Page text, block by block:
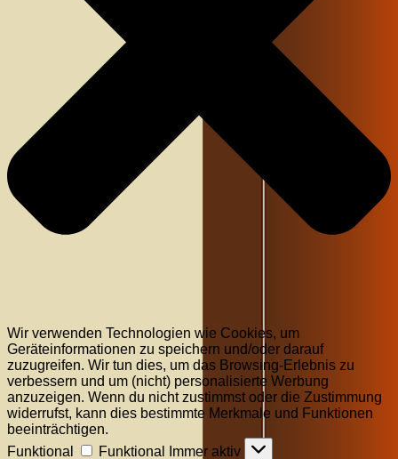
Wir verwenden Technologien wie Cookies, um
Geräteinformationen zu speichern und/oder darauf
zuzugreifen. Wir tun dies, um das Browsing-Erlebnis zu
verbessern und um (nicht) personalisierte Werbung
anzuzeigen. Wenn du nicht zustimmst oder die Zustimmung
widerrufst, kann dies bestimmte Merkmale und Funktionen
beeinträchtigen.
Funktional
Funktional Immer aktiv